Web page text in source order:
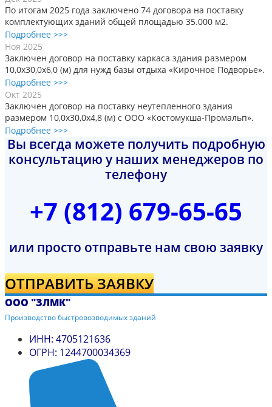
По итогам 2025 года заключено 74 договора на поставку
комплектующих зданий общей площадью 35.000 м2.
Подробнее >>>
Ноя 2025
Заключен договор на поставку каркаса здания размером
10,0х30,0х6,0 (м) для нужд базы отдыха «Кирочное Подворье».
Подробнее >>>
Окт 2025
Заключен договор на поставку неутепленного здания
размером 10,0х30,0х4,8 (м) с ООО «Костомукша-Промальп».
Подробнее >>>
Вы всегда можете получить подробную
консультацию у наших менеджеров по
телефону
+7 (812) 679-65-65
или просто отправьте нам свою заявку
ОТПРАВИТЬ ЗАЯВКУ
ООО "ЗЛМК"
Производство быстровозводимых зданий
ИНН: 4705121636
ОГРН: 1244700034369